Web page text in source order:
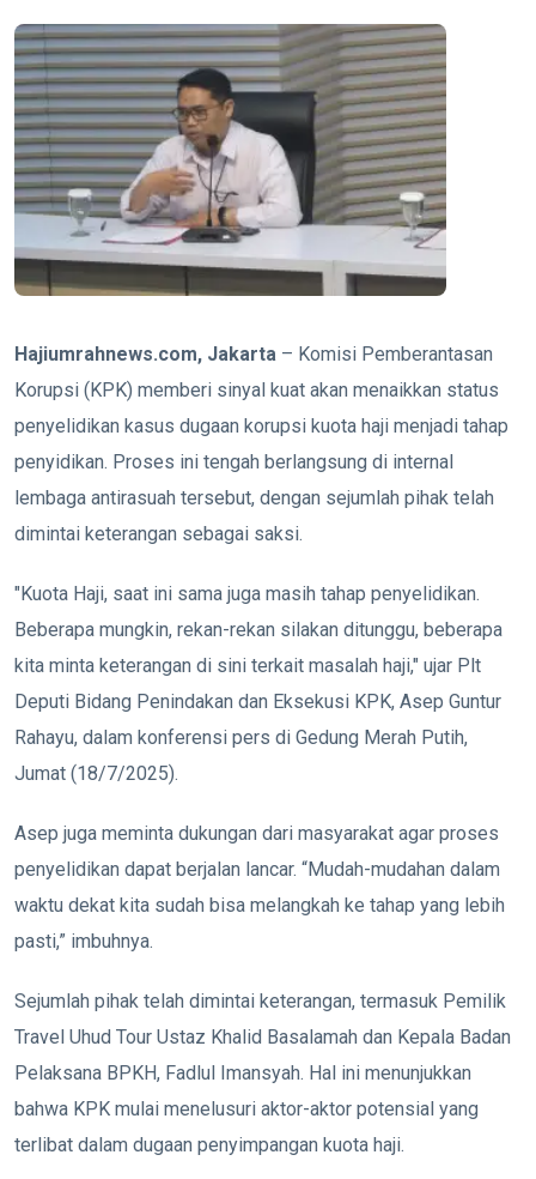
Hajiumrahnews.com, Jakarta – Komisi Pemberantasan
Korupsi (KPK) memberi sinyal kuat akan menaikkan status
penyelidikan kasus dugaan korupsi kuota haji menjadi tahap
penyidikan. Proses ini tengah berlangsung di internal
lembaga antirasuah tersebut, dengan sejumlah pihak telah
dimintai keterangan sebagai saksi.
"Kuota Haji, saat ini sama juga masih tahap penyelidikan.
Beberapa mungkin, rekan-rekan silakan ditunggu, beberapa
kita minta keterangan di sini terkait masalah haji," ujar Plt
Deputi Bidang Penindakan dan Eksekusi KPK, Asep Guntur
Rahayu, dalam konferensi pers di Gedung Merah Putih,
Jumat (18/7/2025).
Asep juga meminta dukungan dari masyarakat agar proses
penyelidikan dapat berjalan lancar. “Mudah-mudahan dalam
waktu dekat kita sudah bisa melangkah ke tahap yang lebih
pasti,” imbuhnya.
Sejumlah pihak telah dimintai keterangan, termasuk Pemilik
Travel Uhud Tour Ustaz Khalid Basalamah dan Kepala Badan
Pelaksana BPKH, Fadlul Imansyah. Hal ini menunjukkan
bahwa KPK mulai menelusuri aktor-aktor potensial yang
terlibat dalam dugaan penyimpangan kuota haji.